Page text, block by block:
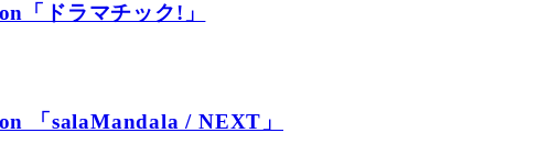
「ドラマチック!」
「salaMandala / NEXT」